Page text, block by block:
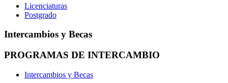
Licenciaturas
Postgrado
Intercambios y Becas
PROGRAMAS DE INTERCAMBIO
Intercambios y Becas